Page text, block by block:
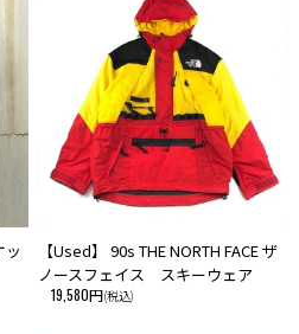
ッ
【Used】 90s THE NORTH FACE ザ
ノースフェイス スキーウェア
19,580円(税込)